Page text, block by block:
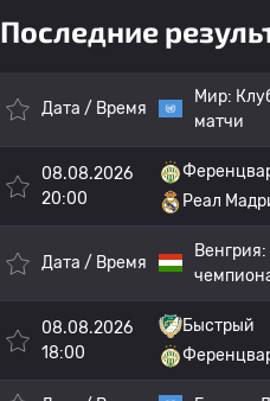
Последние
Дата / Время
Мир:
матчи
08.08.2026
20:00
Реал
Дата / Время
Венгрия:
08.08.2026
18:00
Быстрый